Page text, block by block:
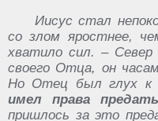
Иисус стал
со злом яростнее,
хватило сил. –
своего Отца, он
Но Отец был глух к
имел права
пришлось за это